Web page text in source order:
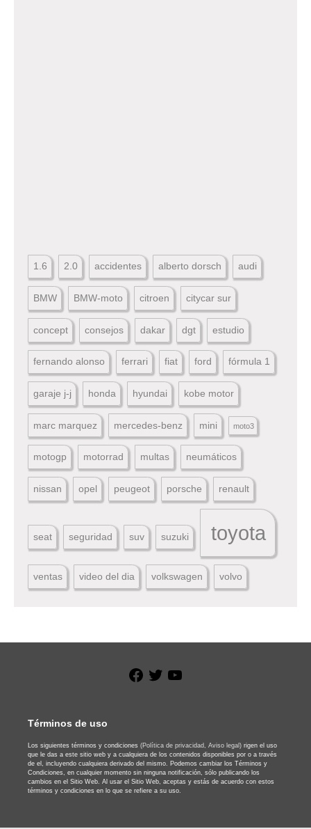
1.6 2.0 accidentes alberto dorsch audi
BMW BMW-moto citroen citycar sur
concept consejos dakar dgt estudio
fernando alonso ferrari fiat ford fórmula 1
garaje j-j honda hyundai kobe motor
marc marquez mercedes-benz mini moto3
motogp motorrad multas neumáticos
nissan opel peugeot porsche renault
seat seguridad suv suzuki toyota
ventas video del dia volkswagen volvo
Facebook
Twitter
Términos de uso
Los siguientes términos y condiciones (Política de privacidad, Aviso legal) rigen el uso
que le das a este sitio web y a cualquiera de los contenidos disponibles por o a través
de el, incluyendo cualquiera derivado del mismo. Podemos cambiar los Términos y
Condiciones, en cualquier momento sin ninguna notificación, sólo publicando los
cambios en el Sitio Web. Al usar el Sitio Web, aceptas y estás de acuerdo con estos
términos y condiciones en lo que se refiere a su uso.